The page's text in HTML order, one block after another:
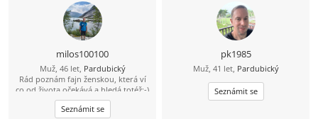
možná o něco víc, než je normální.
Rád jezdím a trávím čas u vody,
paddleboard mám v oblibě atd.
Mám rád procházky, výlety autem,
případně bych rád někdy i
zakempoval a podle možností
přenocoval v přírodě v autě. Mám
rád hudbu, ta mi dává energii. Z
filmů mě baví sci-fi, fantasy,
dobrodružné a podle skutečné
události – zkrátka asi všechno kromě
milos100100
Muž, 46 let, Pardubický
Rád poznám fajn ženskou, která ví
co od života očekává a hledá totéž:-)
Seznámit se
pk1985
Muž, 41 let, Pardubický
Seznámit se